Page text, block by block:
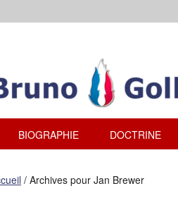
BIOGRAPHIE DOCTRINE
/ Archives pour Jan Brewer